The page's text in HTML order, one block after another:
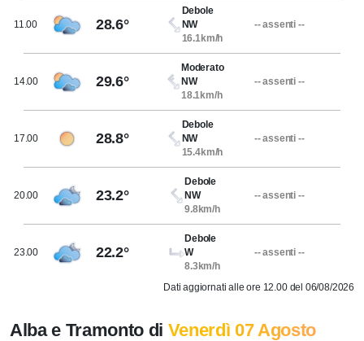
11.00 28.6°
Debole
NW
16.1km/h
-- assenti --
14.00 29.6°
Moderato
NW
18.1km/h
-- assenti --
17.00 28.8°
Debole
NW
15.4km/h
-- assenti --
20.00 23.2°
Debole
NW
9.8km/h
-- assenti --
23.00 22.2°
Debole
W
8.3km/h
-- assenti --
Dati aggiornati alle ore 12.00 del 06/08/2026
Alba e Tramonto di Venerdì 07 Agosto